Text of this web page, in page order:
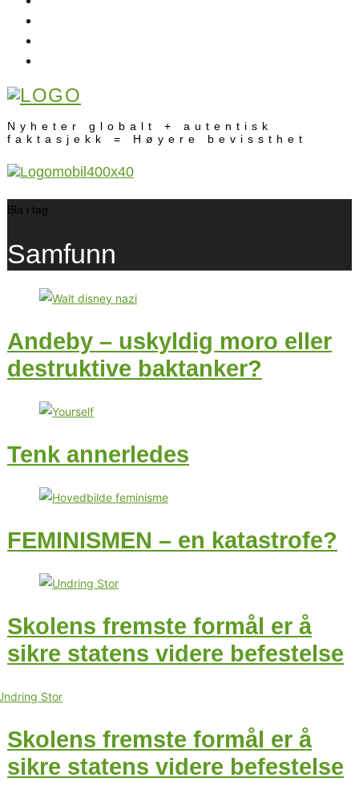
Nyheter globalt + autentisk
faktasjekk = Høyere bevissthet
Bla i tag
Samfunn
Andeby – uskyldig moro eller
destruktive baktanker?
Tenk annerledes
FEMINISMEN – en katastrofe?
Skolens fremste formål er å
sikre statens videre befestelse
Skolens fremste formål er å
sikre statens videre befestelse